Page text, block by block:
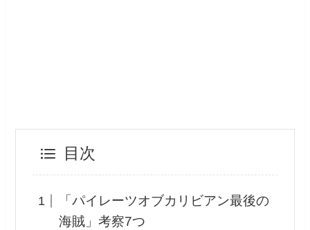
目次
「パイレーツオブカリビアン最後の
海賊」考察7つ